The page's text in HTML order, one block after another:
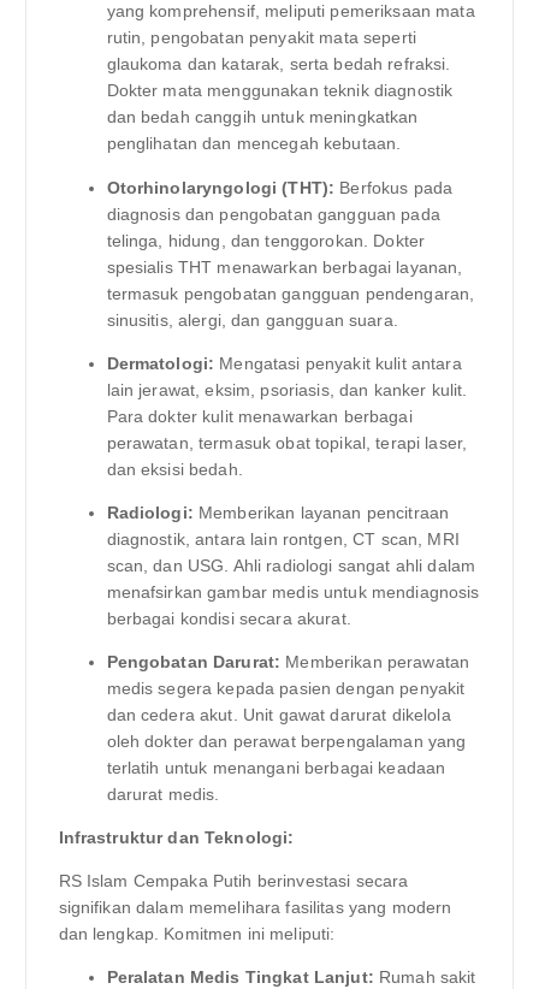
yang komprehensif, meliputi pemeriksaan mata
rutin, pengobatan penyakit mata seperti
glaukoma dan katarak, serta bedah refraksi.
Dokter mata menggunakan teknik diagnostik
dan bedah canggih untuk meningkatkan
penglihatan dan mencegah kebutaan.
Otorhinolaryngologi (THT): Berfokus pada
diagnosis dan pengobatan gangguan pada
telinga, hidung, dan tenggorokan. Dokter
spesialis THT menawarkan berbagai layanan,
termasuk pengobatan gangguan pendengaran,
sinusitis, alergi, dan gangguan suara.
Dermatologi: Mengatasi penyakit kulit antara
lain jerawat, eksim, psoriasis, dan kanker kulit.
Para dokter kulit menawarkan berbagai
perawatan, termasuk obat topikal, terapi laser,
dan eksisi bedah.
Radiologi: Memberikan layanan pencitraan
diagnostik, antara lain rontgen, CT scan, MRI
scan, dan USG. Ahli radiologi sangat ahli dalam
menafsirkan gambar medis untuk mendiagnosis
berbagai kondisi secara akurat.
Pengobatan Darurat: Memberikan perawatan
medis segera kepada pasien dengan penyakit
dan cedera akut. Unit gawat darurat dikelola
oleh dokter dan perawat berpengalaman yang
terlatih untuk menangani berbagai keadaan
darurat medis.
Infrastruktur dan Teknologi:
RS Islam Cempaka Putih berinvestasi secara
signifikan dalam memelihara fasilitas yang modern
dan lengkap. Komitmen ini meliputi:
Peralatan Medis Tingkat Lanjut: Rumah sakit